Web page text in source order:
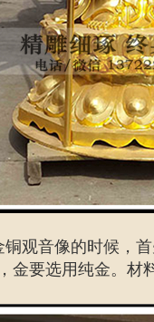
观音像的时候，
金要选用纯金。材